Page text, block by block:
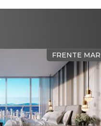
FRENTE MAR - ANDAR ALTO